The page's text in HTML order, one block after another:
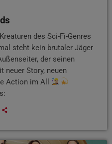
des Sci-Fi-Genres
steht kein brutaler Jäger
der seinen
neuer Story, neuen
Action im All